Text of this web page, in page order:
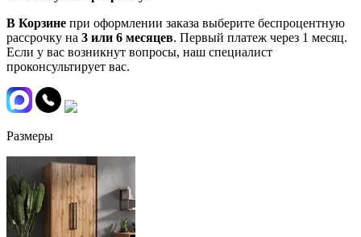
В Корзине при оформлении заказа выберите беспроцентную
рассрочку на 3 или 6 месяцев. Первый платеж через 1 месяц.
Если у вас возникнут вопросы, наш специалист
проконсультирует вас.
Размеры